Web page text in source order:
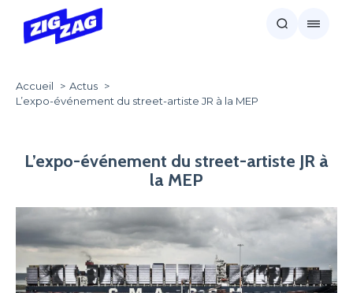
Accueil
Actus
L’expo-événement du street-artiste JR à la MEP
L’expo-événement du street-artiste JR à
la MEP